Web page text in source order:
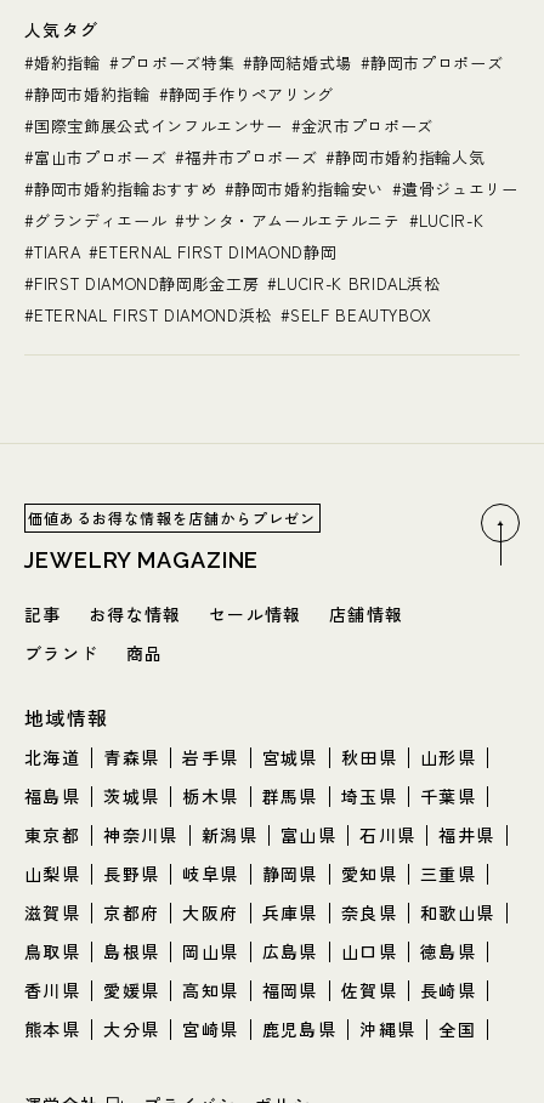
人気タグ
婚約指輪 プロポーズ特集 静岡結婚式場
静岡市プロポーズ
静岡市婚約指輪
静岡手作りペアリング
国際宝飾展公式インフルエンサー
金沢市プロポーズ
富山市プロポーズ
福井市プロポーズ
静岡市婚約指輪人気
静岡市婚約指輪おすすめ
静岡市婚約指輪安い
遺骨ジュエリー
グランディエール
サンタ・アムールエテルニテ
LUCIR-K
TIARA
ETERNAL FIRST DIMAOND静岡
FIRST DIAMOND静岡彫金工房
LUCIR-K BRIDAL浜松
ETERNAL FIRST DIAMOND浜松
SELF BEAUTYBOX
価値あるお得な情報を店舗からプレゼン
JEWELRY MAGAZINE
記事 お得な情報 セール情報
店舗情報
ブランド
商品
地域情報
北海道 青森県 岩手県 宮城県 秋田県
山形県
福島県
茨城県 栃木県 群馬県 埼玉県
千葉県
東京都
神奈川県 新潟県 富山県 石川県
福井県
山梨県
長野県 岐阜県 静岡県 愛知県
三重県
滋賀県
京都府 大阪府 兵庫県 奈良県
和歌山県
鳥取県
島根県 岡山県 広島県 山口県
徳島県
香川県
愛媛県 高知県 福岡県 佐賀県
長崎県
熊本県
大分県 宮崎県 鹿児島県 沖縄県 全国